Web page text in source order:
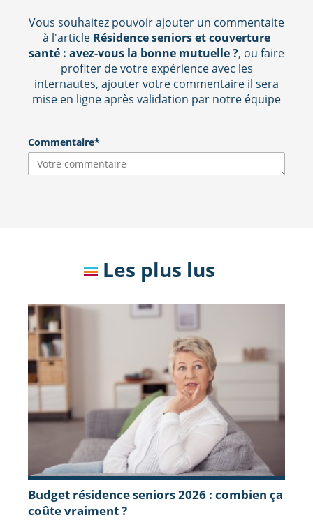
Vous souhaitez pouvoir ajouter un commentaite
à l'article Résidence seniors et couverture
santé : avez-vous la bonne mutuelle ?, ou faire
profiter de votre expérience avec les
internautes, ajouter votre commentaire il sera
mise en ligne après validation par notre équipe
Commentaire*
Les plus lus
Budget résidence seniors 2026 : combien ça
coûte vraiment ?